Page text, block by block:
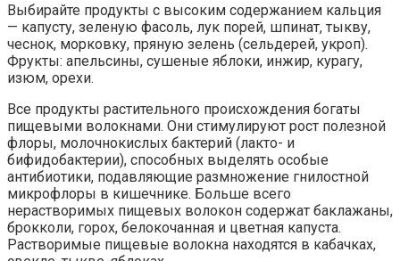
Выбирайте продукты с высоким содержанием кальция
— капусту, зеленую фасоль, лук порей, шпинат, тыкву,
чеснок, морковку, пряную зелень (сельдерей, укроп).
Фрукты: апельсины, сушеные яблоки, инжир, курагу,
изюм, орехи.
Все продукты растительного происхождения богаты
пищевыми волокнами. Они стимулируют рост полезной
флоры, молочнокислых бактерий (лакто- и
бифидобактерии), способных выделять особые
антибиотики, подавляющие размножение гнилостной
микрофлоры в кишечнике. Больше всего
нерастворимых пищевых волокон содержат баклажаны,
брокколи, горох, белокочанная и цветная капуста.
Растворимые пищевые волокна находятся в кабачках,